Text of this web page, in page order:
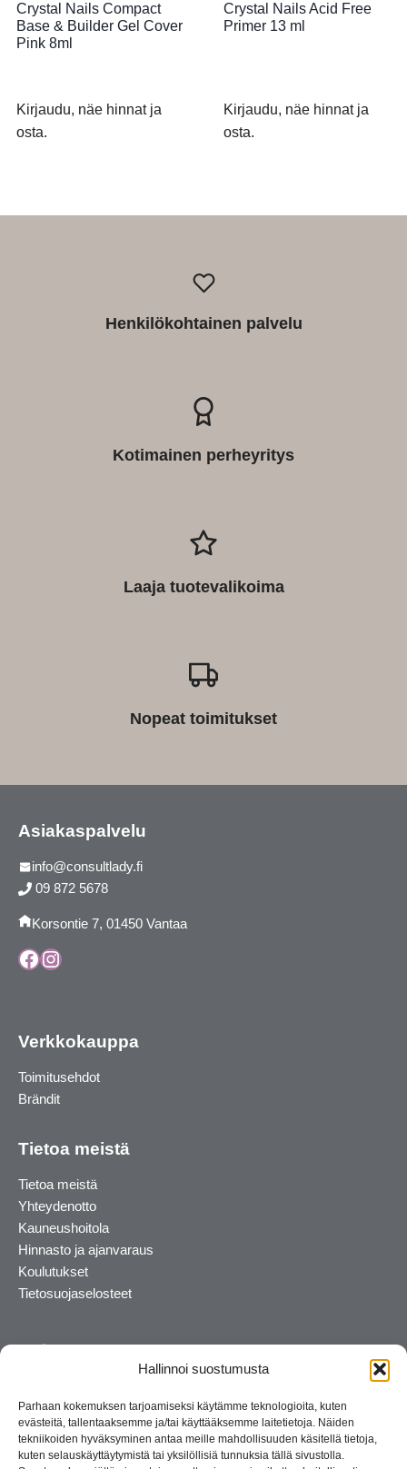
Hallinnoi suostumusta
Parhaan kokemuksen tarjoamiseksi käytämme teknologioita, kuten
evästeitä, tallentaaksemme ja/tai käyttääksemme laitetietoja. Näiden
tekniikoiden hyväksyminen antaa meille mahdollisuuden käsitellä tietoja,
kuten selauskäyttäytymistä tai yksilöllisiä tunnuksia tällä sivustolla.
Crystal Nails Compact
Base & Builder Gel Cover
Pink 8ml
Kirjaudu, näe hinnat ja
osta.
Crystal Nails Acid Free
Primer 13 ml
Kirjaudu, näe hinnat ja
osta.
Henkilökohtainen palvelu
Kotimainen perheyritys
Laaja tuotevalikoima
Nopeat toimitukset
Asiakaspalvelu
info@consultlady.fi
09 872 5678
Korsontie 7, 01450 Vantaa
Facebook
Instagram
Verkkokauppa
Toimitusehdot
Brändit
Tietoa meistä
Tietoa meistä
Yhteydenotto
Kauneushoitola
Hinnasto ja ajanvaraus
Koulutukset
Tietosuojaselosteet